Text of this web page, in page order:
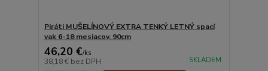
Piráti MUŠELÍNOVÝ EXTRA TENKÝ LETNÝ spací
vak 6-18 mesiacov, 90cm
46,20 €/ks
38,18 € bez DPH SKLADEM